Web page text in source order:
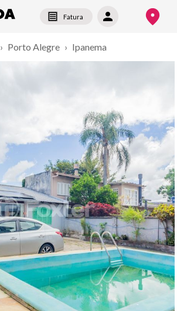
Fatura
› Porto Alegre › Ipanema